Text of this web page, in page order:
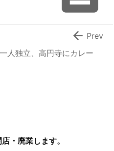
人独立、高円寺にカレー
 Prev
・廃業します。